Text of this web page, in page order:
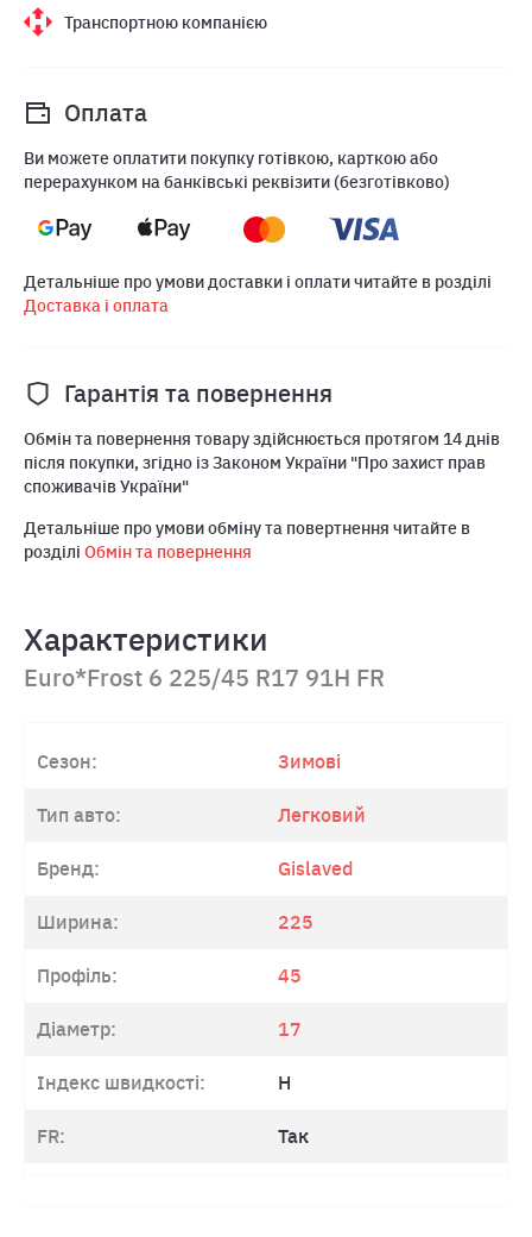
Транспортною компанією
Оплата
Ви можете оплатити покупку готівкою, карткою або
перерахунком на банківські реквізити (безготівково)
Детальніше про умови доставки і оплати читайте в розділі
Доставка і оплата
Гарантія та повернення
Обмін та повернення товару здійснюється протягом 14 днів
після покупки, згідно із Законом України "Про захист прав
споживачів України"
Детальніше про умови обміну та повертнення читайте в
розділі Обмін та повернення
Характеристики
Euro*Frost 6 225/45 R17 91H FR
Сезон: Зимові
Тип авто: Легковий
Бренд: Gislaved
Ширина: 225
Профіль: 45
Діаметр: 17
Індекс швидкості: H
FR: Так